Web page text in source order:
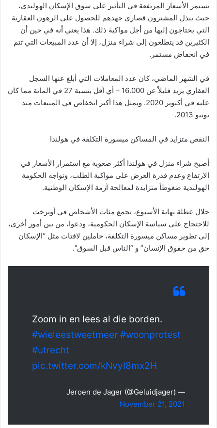
تستمر الأسعار المرتفعة في التأثير على سوق الإسكان الهولندي،
حيث يبذل المشترون قصارى جهدهم للحصول على الرهون العقارية
التي يحتاجون إليها من أجل مواكبة ذلك. هذا يعني أنه في حين أن
الكثيرين قد يتطلعون إلى شراء منزل، إلا أن عدد المبيعات التي تتم
في انخفاض مستمر.
في الشهر الماضي، كان عدد المعاملات التي أبلغ عنها السجل
العقاري يزيد قليلاً عن 16.000 – أي أقل بنسبة 27 في المائة مما كان
عليه في أكتوبر 2020. ويمثل هذا أكبر انخفاض في المبيعات منذ
يونيو 2013.
النقص متزايد في المساكن ميسورة التكلفة في هولندا
أصبح شراء منزل في هولندا أكثر صعوبة مع استمرار الأسعار في
الارتفاع وعدم قدرة العرض على مواكبة الطلب، وتواجه الحكومة
الهولندية ضغوطاً متزايدة لمعالجة أزمة الإسكان الوطنية.
خلال عطلة نهاية الأسبوع، تجمع مئات الأشخاص في أوترخت
للاحتجاج على سياسة الإسكان الحكومية، ودعوا، من بين أمور أخرى،
إلى تطوير مساكن ميسورة التكلفة، حاملين لافتات مثل “الإسكان
حق من حقوق الإنسان” و “الناس قبل السوق”.
Zoom in en lees al die borden.
#wieleestweetmeer #woonprotest
#utrecht
pic.twitter.com/kNvyI8mx2H
— Jeroen de Jager (@Geluidjager)
November 21, 2021